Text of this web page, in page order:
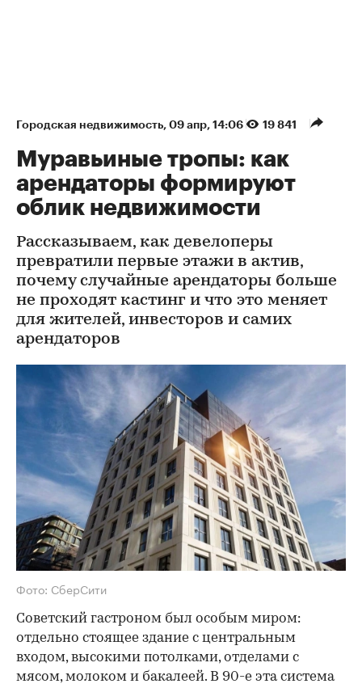
Городская недвижимость⁠, 09 апр, 14:06 19 841
Муравьиные тропы: как
арендаторы формируют
облик недвижимости
Рассказываем, как девелоперы
превратили первые этажи в актив,
почему случайные арендаторы больше
не проходят кастинг и что это меняет
для жителей, инвесторов и самих
арендаторов
Фото: СберСити
Советский гастроном был особым миром:
отдельно стоящее здание с центральным
входом, высокими потолками, отделами с
мясом, молоком и бакалеей. В 90-е эта система